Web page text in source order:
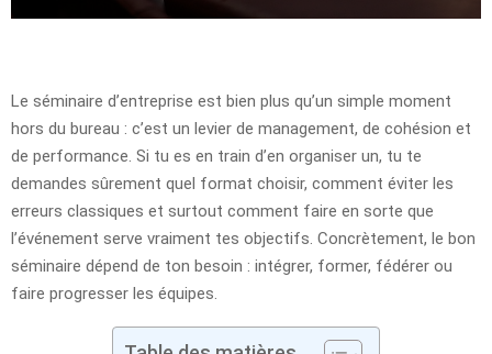
Le séminaire d’entreprise est bien plus qu’un simple moment
hors du bureau : c’est un levier de management, de cohésion et
de performance. Si tu es en train d’en organiser un, tu te
demandes sûrement quel format choisir, comment éviter les
erreurs classiques et surtout comment faire en sorte que
l’événement serve vraiment tes objectifs. Concrètement, le bon
séminaire dépend de ton besoin : intégrer, former, fédérer ou
faire progresser les équipes.